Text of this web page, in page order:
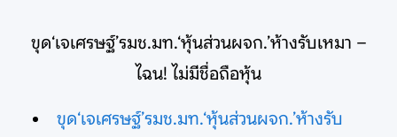
ขุด‘เจเศรษฐ์’รมช.มท.‘หุ้นส่วนผจก.’ห้างรับเหมา –
ไฉน! ไม่มีชื่อถือหุ้น
ขุด‘เจเศรษฐ์’รมช.มท.‘หุ้นส่วนผจก.’ห้างรับ